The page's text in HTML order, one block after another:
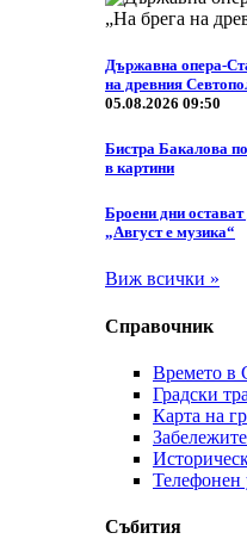
Държавна опера-
на древния
05.08.2026 09:50
Бистра Бакалова
в картини
Броени дни
„Август е музика“
Виж всички »
Справочник
Времето в
Градски
Карта на
Телефонен
Събития